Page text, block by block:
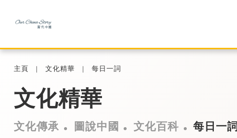
主頁 文化精華 每日一詞
文化精華
文化傳承 圖說中國 文化百科 每日一詞